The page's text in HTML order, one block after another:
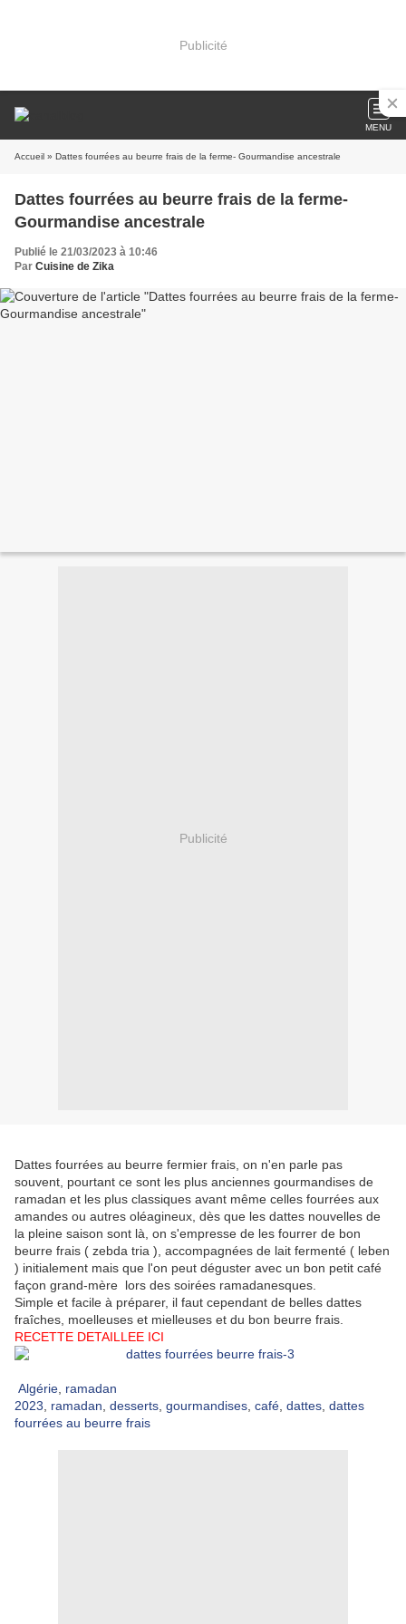
Publicité
MENU
Accueil » Dattes fourrées au beurre frais de la ferme- Gourmandise ancestrale
Dattes fourrées au beurre frais de la ferme-
Gourmandise ancestrale
Publié le 21/03/2023 à 10:46
Par Cuisine de Zika
Publicité
Dattes fourrées au beurre fermier frais, on n'en parle pas
souvent, pourtant ce sont les plus anciennes gourmandises de
ramadan et les plus classiques avant même celles fourrées aux
amandes ou autres oléagineux, dès que les dattes nouvelles de
la pleine saison sont là, on s'empresse de les fourrer de bon
beurre frais ( zebda tria ), accompagnées de lait fermenté ( leben
) initialement mais que l'on peut déguster avec un bon petit café
façon grand-mère lors des soirées ramadanesques.
Simple et facile à préparer, il faut cependant de belles dattes
fraîches, moelleuses et mielleuses et du bon beurre frais.
RECETTE DETAILLEE ICI
Algérie ramadan
2023
ramadan desserts gourmandises café dattes dattes
fourrées au beurre frais